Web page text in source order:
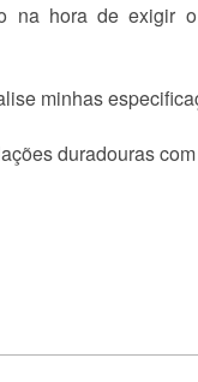
na hora de exigir
minhas
duradouras